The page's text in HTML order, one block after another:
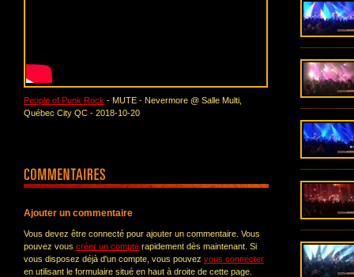
People of Punk Rock - MUTE - Nevermore @ Salle Multi,
Québec City QC - 2018-10-20
Ajouter un commentaire
Vous devez être connecté pour ajouter un commentaire. Vous
pouvez vous créer un compte rapidement dès maintenant. Si
vous disposez déjà d'un compte, vous pouvez vous connecter
en utilisant le formulaire situé en haut à droite de cette page.